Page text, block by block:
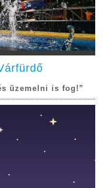
üzemelni is fog!”